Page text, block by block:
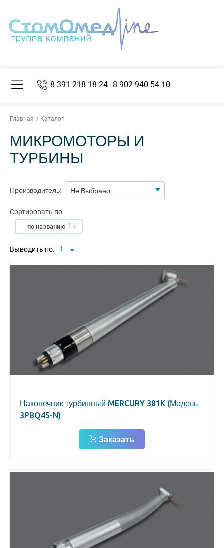
8-391-218-18-24 8-902-940-54-10
Главная Каталог
МИКРОМОТОРЫ И
ТУРБИНЫ
Производитель: Не Выбрано
Сортировать по:
по названию
Выводить по: 12
Наконечник турбинный MERCURY 381K (Модель
3PBQ45-N)
Заказать